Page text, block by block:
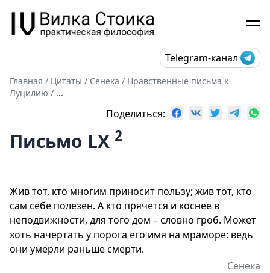
Telegram-канал
Главная / Цитаты / Сенека / Нравственные письма к
Луцилию / ...
Поделиться:
Письмо LХ 2
Жив тот, кто многим приносит пользу; жив тот, кто
сам себе полезен. А кто прячется и коснее в
неподвижности, для того дом – словно гроб. Может
хоть начертать у порога его имя на мраморе: ведь
они умерли раньше смерти.
Сенека